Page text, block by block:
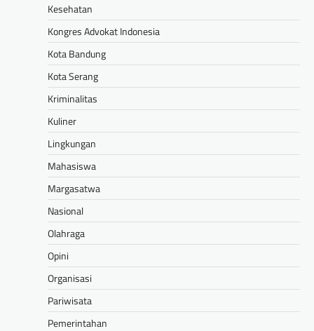
Kesehatan
Kongres Advokat Indonesia
Kota Bandung
Kota Serang
Kriminalitas
Kuliner
Lingkungan
Mahasiswa
Margasatwa
Nasional
Olahraga
Opini
Organisasi
Pariwisata
Pemerintahan